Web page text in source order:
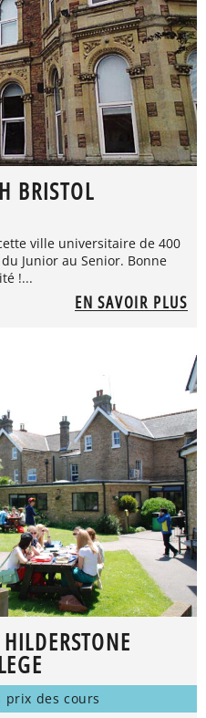
BRISTOL
ville universitaire de 400
Junior au Senior. Bonne
!...
EN SAVOIR PLUS
prix des cours